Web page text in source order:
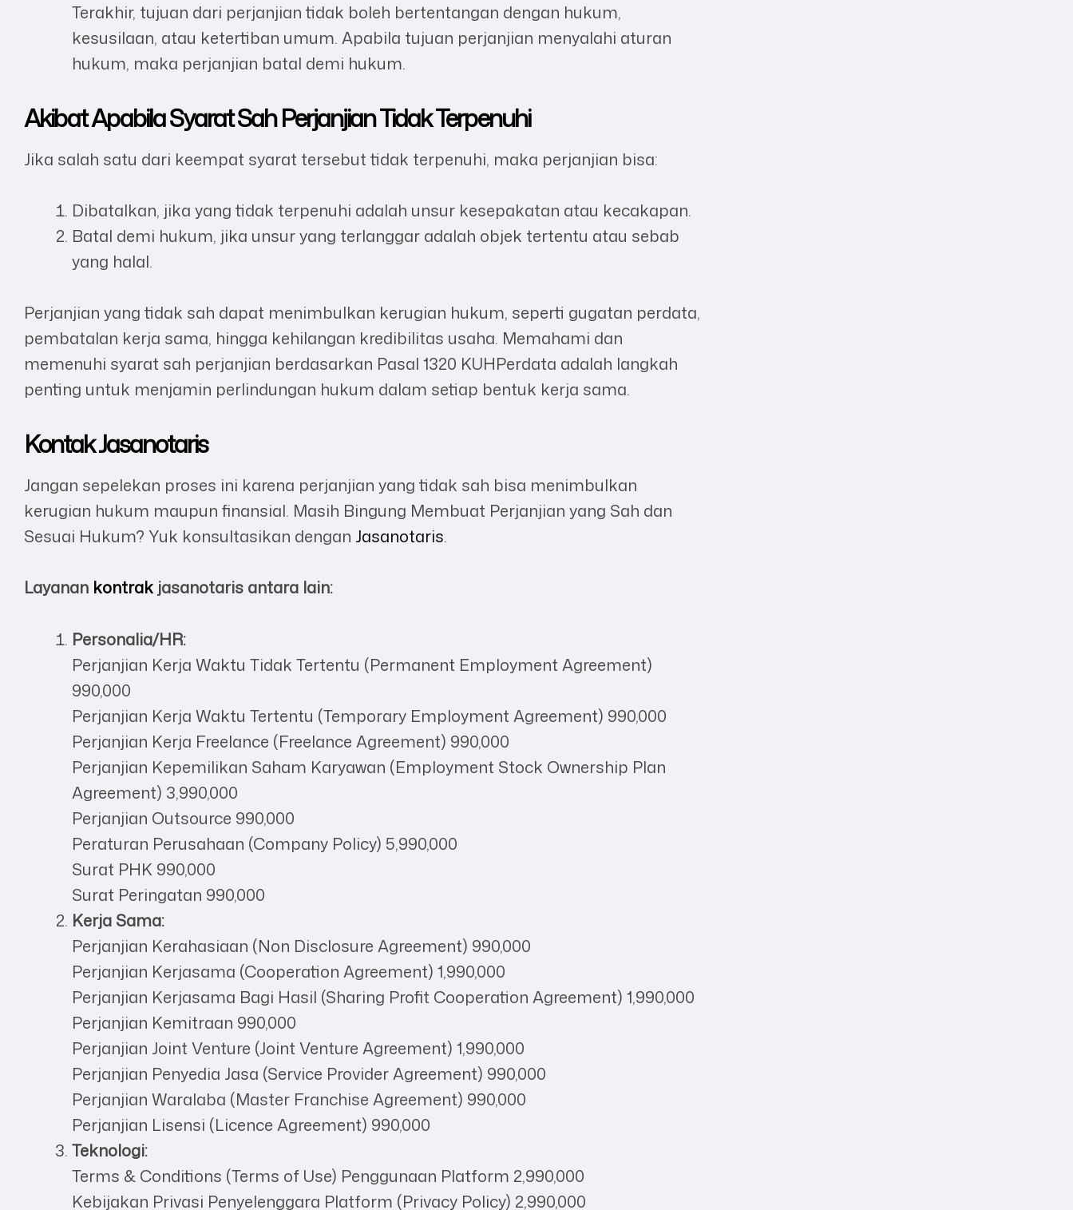
Terakhir, tujuan dari perjanjian tidak boleh bertentangan dengan hukum,
kesusilaan, atau ketertiban umum. Apabila tujuan perjanjian menyalahi aturan
hukum, maka perjanjian batal demi hukum.
Akibat Apabila Syarat Sah Perjanjian Tidak Terpenuhi
Jika salah satu dari keempat syarat tersebut tidak terpenuhi, maka perjanjian bisa:
Dibatalkan, jika yang tidak terpenuhi adalah unsur kesepakatan atau kecakapan.
Batal demi hukum, jika unsur yang terlanggar adalah objek tertentu atau sebab
yang halal.
Perjanjian yang tidak sah dapat menimbulkan kerugian hukum, seperti gugatan perdata,
pembatalan kerja sama, hingga kehilangan kredibilitas usaha. Memahami dan
memenuhi syarat sah perjanjian berdasarkan Pasal 1320 KUHPerdata adalah langkah
penting untuk menjamin perlindungan hukum dalam setiap bentuk kerja sama.
KontakJasanotaris
Jangan sepelekan proses ini karena perjanjian yang tidak sah bisa menimbulkan
kerugian hukum maupun finansial. Masih Bingung Membuat Perjanjian yang Sah dan
Sesuai Hukum? Yuk konsultasikan dengan Jasanotaris.
Layanan kontrak jasanotaris antara lain:
Personalia/HR:
Perjanjian Kerja Waktu Tidak Tertentu (Permanent Employment Agreement)
990,000
Perjanjian Kerja Waktu Tertentu (Temporary Employment Agreement) 990,000
Perjanjian Kerja Freelance (Freelance Agreement) 990,000
Perjanjian Kepemilikan Saham Karyawan (Employment Stock Ownership Plan
Agreement) 3,990,000
Perjanjian Outsource 990,000
Peraturan Perusahaan (Company Policy) 5,990,000
Surat PHK 990,000
Surat Peringatan 990,000
Kerja Sama:
Perjanjian Kerahasiaan (Non Disclosure Agreement) 990,000
Perjanjian Kerjasama (Cooperation Agreement) 1,990,000
Perjanjian Kerjasama Bagi Hasil (Sharing Profit Cooperation Agreement) 1,990,000
Perjanjian Kemitraan 990,000
Perjanjian Joint Venture (Joint Venture Agreement) 1,990,000
Perjanjian Penyedia Jasa (Service Provider Agreement) 990,000
Perjanjian Waralaba (Master Franchise Agreement) 990,000
Perjanjian Lisensi (Licence Agreement) 990,000
Teknologi:
Terms & Conditions (Terms of Use) Penggunaan Platform 2,990,000
Kebijakan Privasi Penyelenggara Platform (Privacy Policy) 2,990,000